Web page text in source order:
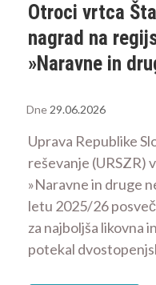
Otroci vrtca
nagrad na
»Naravne in
Dne 29.06.2026
Uprava Republike
reševanje (URSZR)
»Naravne in druge
letu 2025/26
za najboljša likovna
potekal